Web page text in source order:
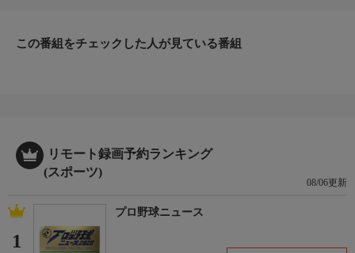
この番組をチェックした人が見ている番組
リモート録画予約ランキング
(スポーツ)
08/06更新
1
プロ野球ニュース